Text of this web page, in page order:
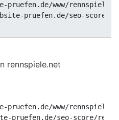
pruefen.de/www/
www/
pruefen.de/seo-score/